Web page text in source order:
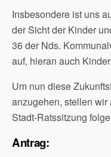
Insbesondere ist uns
der Sicht der Kinder
36 der Nds.
auf, hieran auch
Um nun diese
anzugehen, stellen wir
Stadt-Ratssitzung
Antrag: